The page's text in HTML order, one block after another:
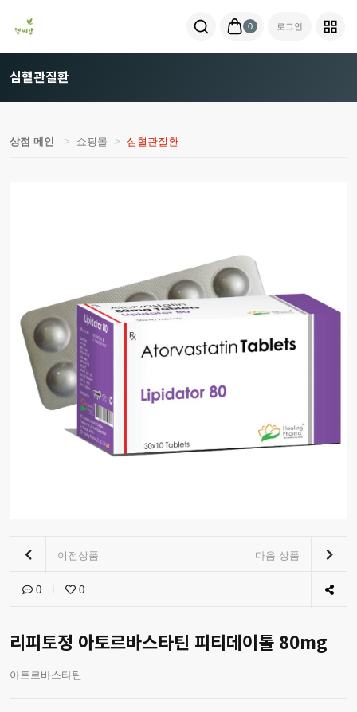
0 로그인
심혈관질환
상점 메인 쇼핑몰 심혈관질환
이전상품 다음 상품
0 0
리피토정 아토르바스타틴 피티데이톨 80mg
아토르바스타틴